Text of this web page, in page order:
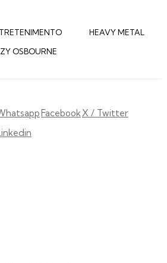
HEAVY METAL
OSBOURNE
FacebookX / Twitter